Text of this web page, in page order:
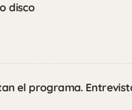
disco
el programa.